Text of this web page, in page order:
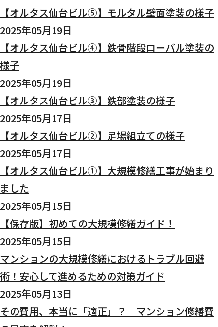
【オルタス仙台ビル⑤】モルタル壁面塗装の様子
2025年05月19日
【オルタス仙台ビル④】鉄骨階段ローバル塗装の
様子
2025年05月19日
【オルタス仙台ビル③】鉄部塗装の様子
2025年05月17日
【オルタス仙台ビル②】足場組立ての様子
2025年05月17日
【オルタス仙台ビル①】大規模修繕工事が始まり
ました
2025年05月15日
【保存版】初めての大規模修繕ガイド！
2025年05月15日
マンションの大規模修繕におけるトラブル回避
術！安心して進めるための対策ガイド
2025年05月13日
その費用、本当に「適正」？ マンション修繕費